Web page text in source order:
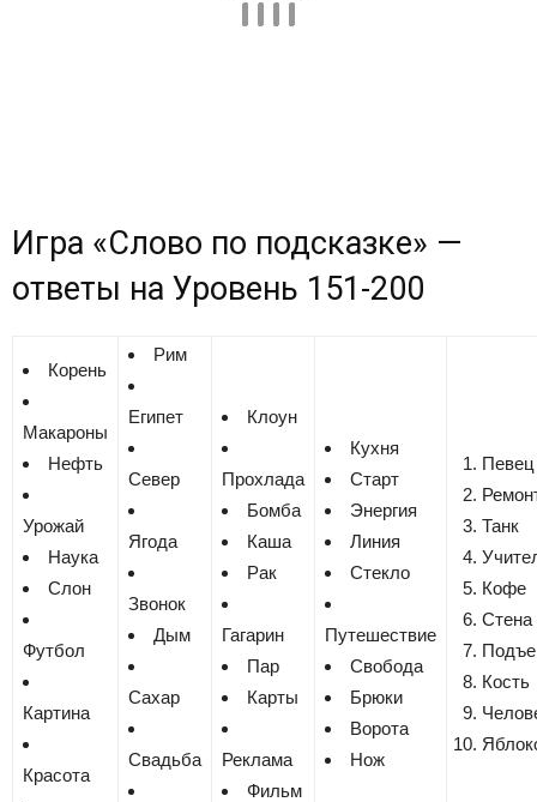
Игра «Cлово по подсказке» —
ответы на Уровень 151-200
Корень
Макароны
Нефть
Урожай
Наука
Слон
Футбол
Картина
Красота
Рим
Египет
Север
Ягода
Звонок
Дым
Сахар
Свадьба
Клоун
Прохлада
Бомба
Каша
Рак
Гагарин
Пар
Карты
Реклама
Фильм
Кухня
Старт
Энергия
Линия
Стекло
Путешествие
Свобода
Брюки
Ворота
Нож
Певец
Танк
Кофе
Стена
Кость